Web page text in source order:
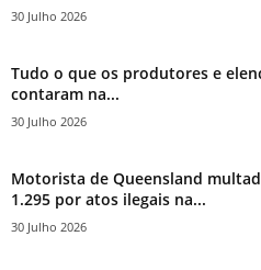
30 Julho 2026
Tudo o que os produtores e
contaram na...
30 Julho 2026
Motorista de Queensland
1.295 por atos ilegais na...
30 Julho 2026